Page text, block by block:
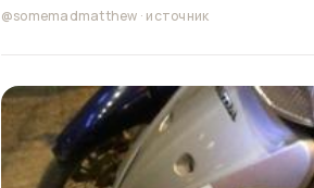
@somemadmatthew · источник